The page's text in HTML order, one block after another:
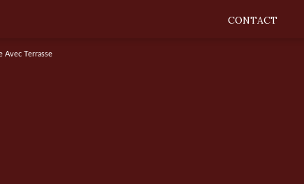
CONTACT
Avec Terrasse